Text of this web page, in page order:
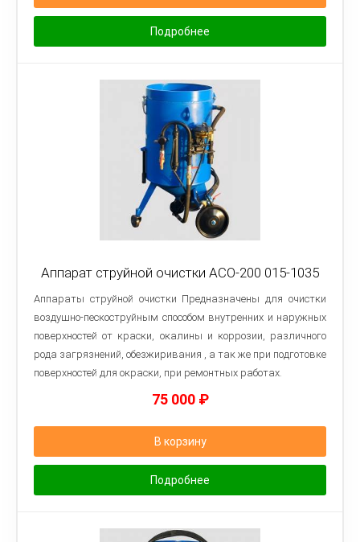
Подробнее
Аппарат струйной очистки АСО-200 015-1035
Аппараты струйной очистки Предназначены для очистки
воздушно-пескоструйным способом внутренних и наружных
поверхностей от краски, окалины и коррозии, различного
рода загрязнений, обезжиривания , а так же при подготовке
поверхностей для окраски, при ремонтных работах.
75 000 ₽
В корзину
Подробнее